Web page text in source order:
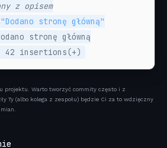
z opisem
stronę główną
42 insertions(+)
projektu. Warto tworzyć commity często i z
Ty (albo kolega z zespołu) będzie Ci za to wdzięczny